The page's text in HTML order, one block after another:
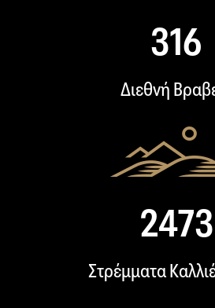
396
Διεθνή
3105
Στρέμματα